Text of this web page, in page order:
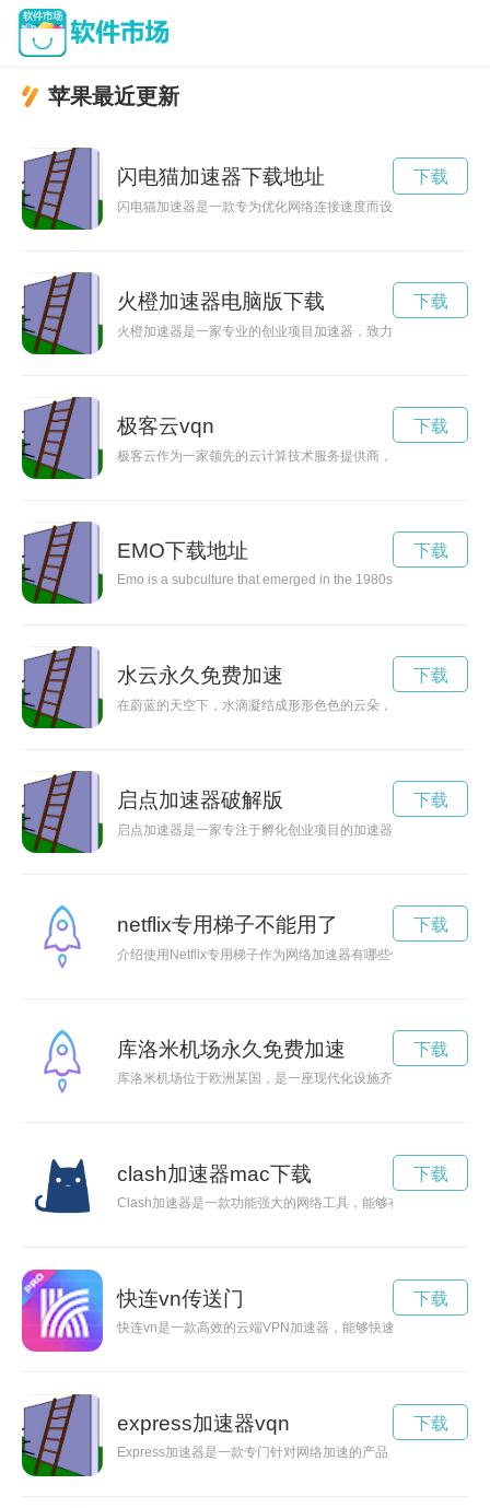
苹果最近更新
闪电猫加速器下载地址
闪电猫加速器是一款专为优化网络连接速度而设计的工具软件
下载
火橙加速器电脑版下载
火橙加速器是一家专业的创业项目加速器，致力于为创业者提
下载
极客云vqn
极客云作为一家领先的云计算技术服务提供商，致力于为客户
下载
EMO下载地址
Emo is a subculture that emerged in the 1980s and is
下载
水云永久免费加速
在蔚蓝的天空下，水滴凝结成形形色色的云朵，构成了壮丽的
下载
启点加速器破解版
启点加速器是一家专注于孵化创业项目的加速器，通过提供资
下载
netflix专用梯子不能用了
介绍使用Netflix专用梯子作为网络加速器有哪些优势，如何帮助
下载
库洛米机场永久免费加速
库洛米机场位于欧洲某国，是一座现代化设施齐全的国际航空
下载
clash加速器mac下载
Clash加速器是一款功能强大的网络工具，能够有效提升网络速
下载
快连vn传送门
快连vn是一款高效的云端VPN加速器，能够快速打通网络，保
下载
express加速器vqn
Express加速器是一款专门针对网络加速的产品，能够帮助用
下载